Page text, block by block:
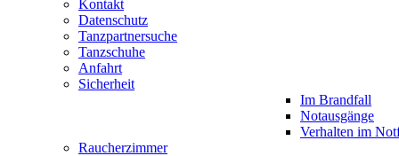
Kontakt
Datenschutz
Tanzpartnersuche
Tanzschuhe
Anfahrt
Sicherheit
Im Brandfall
Notausgänge
Verhalten im
Raucherzimmer